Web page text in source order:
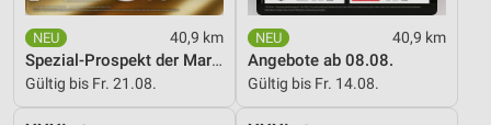
40,9 km
Spezial-Prospekt der Marken
Gültig bis Fr. 21.08.
40,9 km
Angebote ab 08.08.
Gültig bis Fr. 14.08.